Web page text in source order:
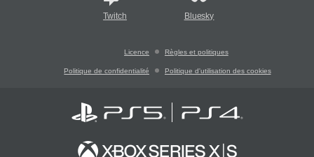
Twitch Bluesky
Licence Règles et politiques
Politique de confidentialité Politique d'utilisation des cookies